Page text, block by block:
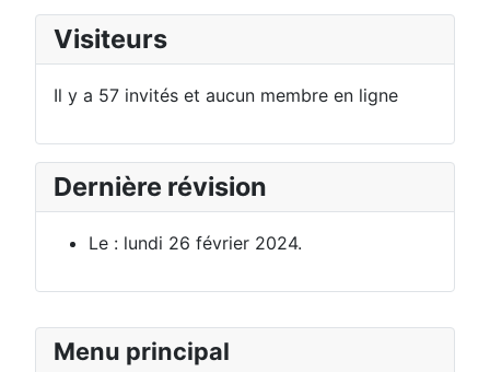
Menu principal
Visiteurs
Il y a 57 invités et aucun membre en ligne
Dernière révision
Le : lundi 26 février 2024.